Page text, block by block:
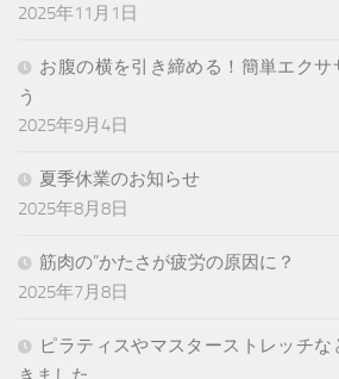
2025年11月1日
お腹の横を引き締める！簡単エクサ
う
2025年9月4日
夏季休業のお知らせ
2025年8月8日
筋肉の”かたさが疲労の原因に？
2025年7月8日
ピラティスやマスターストレッチ